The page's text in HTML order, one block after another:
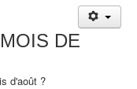
DE
d'août ?